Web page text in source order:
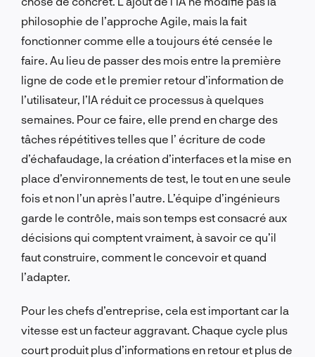
philosophie de l’approche Agile, mais la fait
fonctionner comme elle a toujours été censée le
faire. Au lieu de passer des mois entre la première
ligne de code et le premier retour d’information de
l’utilisateur, l’IA réduit ce processus à quelques
semaines. Pour ce faire, elle prend en charge des
tâches répétitivestelles que l’ écriture de code
d’échafaudage, la création d’interfaces et la mise en
place d’environnements de test, le tout en une seule
fois et non l’un après l’autre. L’équipe d’ingénieurs
garde le contrôle, mais son temps est consacré aux
décisions qui comptent vraiment, à savoir ce qu’il
faut construire, comment le concevoir et quand
l’adapter.
Pour les chefs d’entreprise, cela est important car la
vitesse est un facteur aggravant. Chaque cycle plus
court produit plus d’informations en retour et plus de